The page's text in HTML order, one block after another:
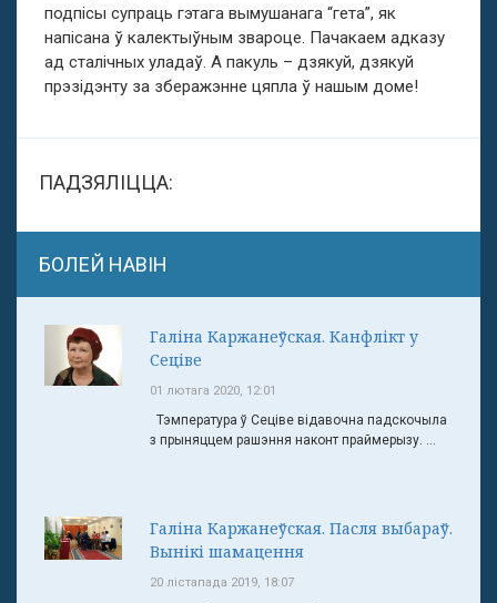
подпісы супраць гэтага вымушанага “гета”, як
напісана ў калектыўным звароце. Пачакаем адказу
ад сталічных уладаў. А пакуль – дзякуй, дзякуй
прэзідэнту за зберажэнне цяпла ў нашым доме!
ПАДЗЯЛІЦЦА:
БОЛЕЙ НАВІН
Галіна Каржанеўская. Канфлікт у
Сеціве
01 лютага 2020, 12:01
Тэмпература ў Сеціве відавочна падскочыла
з прыняццем рашэння наконт праймерызу. ...
Галіна Каржанеўская. Пасля выбараў.
Вынікі шамацення
20 лістапада 2019, 18:07